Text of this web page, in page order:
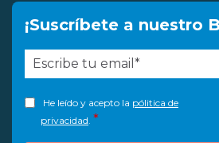
¡Suscríbete a nuestro
He leído y acepto la pólitica de
privacidad *